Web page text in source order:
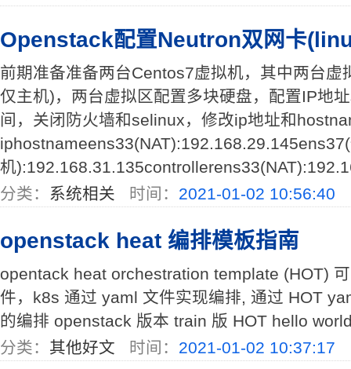
Openstack配置Neutron双网卡
前期准备准备两台Centos7虚拟机，其中两台虚
仅主机)，两台虚拟区配置多块硬盘，配置IP地
间，关闭防火墙和selinux，修改ip地址和
机
分类： 系统相关 时间： 2021-01-02 10:56:40
openstack heat 编排模板指南
opentack heat orchestration template (HOT)
件，k8s 通过 yaml 文件实现编排, 通过 HOT
的编排 openstack 版本 train 版 HOT hello
分类： 其他好文 时间： 2021-01-02 10:37:17